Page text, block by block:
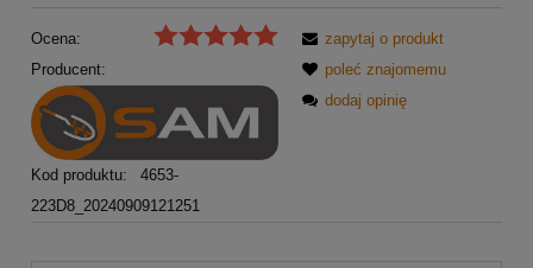
Ocena:
Producent:
Kod produktu:
4653-
223D8_20240909121251
zapytaj o produkt
poleć znajomemu
dodaj opinię